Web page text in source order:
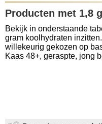
Producten met 1,8
Bekijk in onderstaande
gram koolhydraten
willekeurig gekozen op
Kaas 48+, geraspte, jong